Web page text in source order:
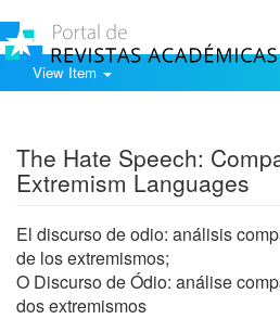
View Item
The Hate Speech:
Extremism Languages
El discurso de odio: análisis
de los extremismos;
O Discurso de Ódio: análise
dos extremismos